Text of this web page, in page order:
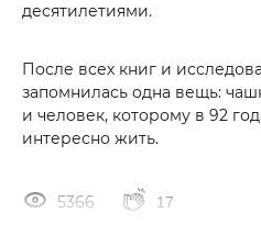
десятилетиями.
После всех книг и
запомнилась одна вещь:
и человек, которому в 92
интересно жить.
5366 17